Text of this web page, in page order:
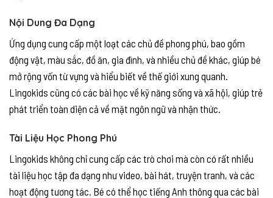
Nội Dung Đa Dạng
Ứng dụng cung cấp một loạt các chủ đề phong phú, bao gồm
động vật, màu sắc, đồ ăn, gia đình, và nhiều chủ đề khác, giúp bé
mở rộng vốn từ vựng và hiểu biết về thế giới xung quanh.
Lingokids cũng có các bài học về kỹ năng sống và xã hội, giúp trẻ
phát triển toàn diện cả về mặt ngôn ngữ và nhận thức.
Tài Liệu Học Phong Phú
Lingokids không chỉ cung cấp các trò chơi mà còn có rất nhiều
tài liệu học tập đa dạng như video, bài hát, truyện tranh, và các
hoạt động tương tác. Bé có thể học tiếng Anh thông qua các bài